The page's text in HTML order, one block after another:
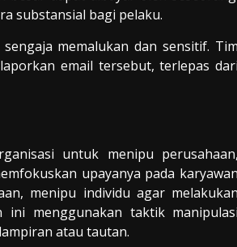
substansial bagi pelaku.
memalukan dan sensitif. Tim
email tersebut, terlepas dari
untuk menipu perusahaan,
upayanya pada karyawan
menipu individu agar melakukan
ini menggunakan taktik manipulasi
atau tautan.